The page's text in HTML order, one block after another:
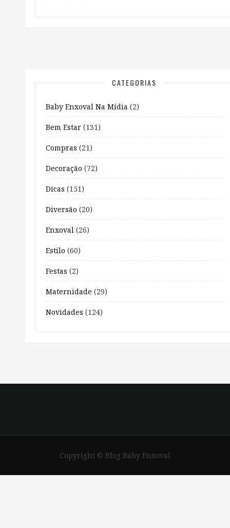
CATEGORIAS
Baby Enxoval Na Mídia (2)
Bem Estar (131)
Compras (21)
Decoração (72)
Dicas (151)
Diversão (20)
Enxoval (26)
Estilo (60)
Festas (2)
Maternidade (29)
Novidades (124)
Copyright © Blog Baby Enxoval